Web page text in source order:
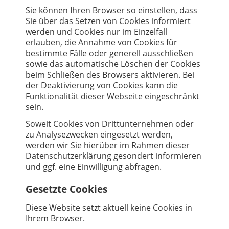
Sie können Ihren Browser so einstellen, dass
Sie über das Setzen von Cookies informiert
werden und Cookies nur im Einzelfall
erlauben, die Annahme von Cookies für
bestimmte Fälle oder generell ausschließen
sowie das automatische Löschen der Cookies
beim Schließen des Browsers aktivieren. Bei
der Deaktivierung von Cookies kann die
Funktionalität dieser Webseite eingeschränkt
sein.
Soweit Cookies von Drittunternehmen oder
zu Analysezwecken eingesetzt werden,
werden wir Sie hierüber im Rahmen dieser
Datenschutzerklärung gesondert informieren
und ggf. eine Einwilligung abfragen.
Gesetzte Cookies
Diese Website setzt aktuell keine Cookies in
Ihrem Browser.